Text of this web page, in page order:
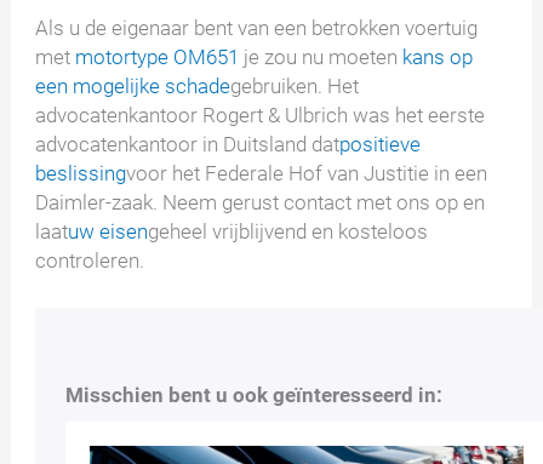
Als u de eigenaar bent van een betrokken voertuig
met motortype OM651 je zou nu moeten kans op
een mogelijke schadegebruiken. Het
advocatenkantoor Rogert & Ulbrich was het eerste
advocatenkantoor in Duitsland datpositieve
beslissingvoor het Federale Hof van Justitie in een
Daimler-zaak. Neem gerust contact met ons op en
laatuw eisengeheel vrijblijvend en kosteloos
controleren.
Misschien bent u ook geïnteresseerd in: